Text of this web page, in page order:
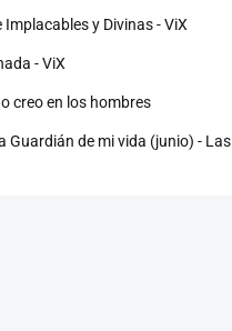
Implacables y Divinas - ViX
- ViX
creo en los hombres
Guardián de mi vida (junio) - Las